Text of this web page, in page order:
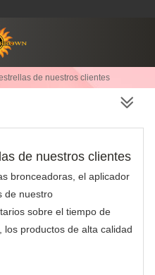
de nuestros clientes
de nuestros clientes
bronceadoras, el aplicador
de nuestro
sobre el tiempo de
productos de alta calidad